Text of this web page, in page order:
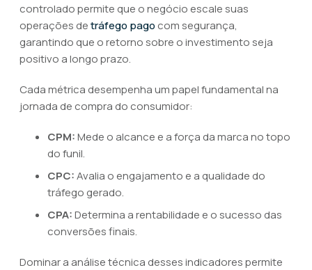
controlado permite que o negócio escale suas
operações detráfego pago com segurança,
garantindo que o retorno sobre o investimento seja
positivo a longo prazo.
Cada métrica desempenha um papel fundamental na
jornada de compra do consumidor:
CPM:Mede o alcance e a força da marca no topo
do funil.
CPC:Avalia o engajamento e a qualidade do
tráfego gerado.
CPA:Determina a rentabilidade e o sucesso das
conversões finais.
Dominar a análise técnica desses indicadores permite